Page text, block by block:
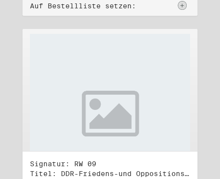
Auf Bestellliste setzen:
Signatur: RW 09
Titel: DDR-Friedens-und Oppositionsbewegung (2)